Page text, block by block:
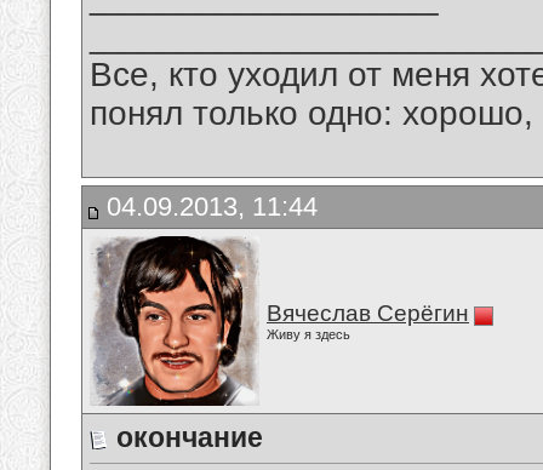
Все, кто уходил от меня
понял только одно:
04.09.2013, 11:44
Вячеслав Серёгин
Живу я здесь
окончание